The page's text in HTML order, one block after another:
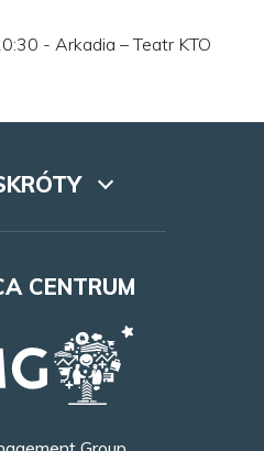
- Arkadia – Teatr KTO
Najem
otwarcia
CENTRUM